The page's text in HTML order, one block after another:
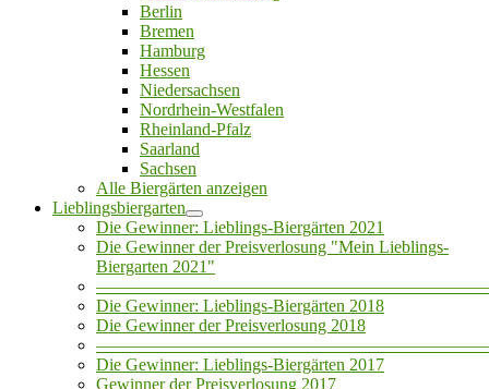
Berlin
Bremen
Hamburg
Hessen
Niedersachsen
Nordrhein-Westfalen
Rheinland-Pfalz
Saarland
Sachsen
Alle Biergärten anzeigen
Lieblingsbiergarten
Die Gewinner: Lieblings-Biergärten 2021
Die Gewinner der Preisverlosung "Mein Lieblings-
Biergarten 2021"
Die Gewinner: Lieblings-Biergärten 2018
Die Gewinner der Preisverlosung 2018
Die Gewinner: Lieblings-Biergärten 2017
Gewinner der Preisverlosung 2017